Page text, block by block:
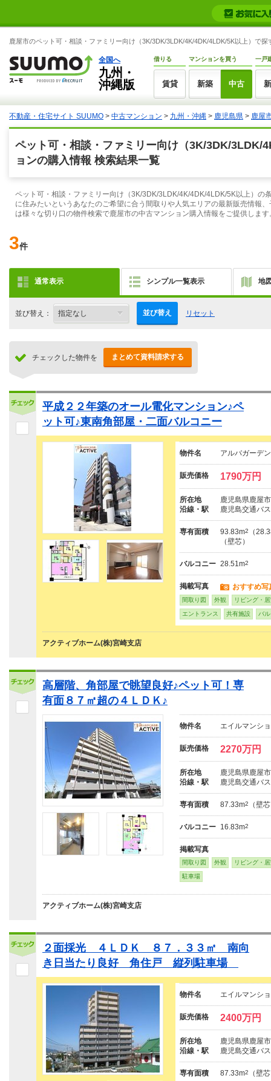
鹿屋市のペット可・相談・ファミリー向け（3K/3DK/3LDK/4K/4DK/4LDK/5K以上）で
全国へ
九州・
沖縄版
借りる
賃貸
マンションを買う
新築 中古
一戸
不動産・住宅サイト SUUMO > 中古マンション > 九州・沖縄 > 鹿児島県 > 鹿屋
ペット可・相談・ファミリー向け（3K/3DK/3LDK/
ョンの購入情報 検索結果一覧
ペット可・相談・ファミリー向け（3K/3DK/3LDK/4K/4DK/4LDK/5K以上）
に住みたいというあなたのご希望に合う間取りや人気エリアの最新販売情報
は様々な切り口の物件検索で鹿屋市の中古マンション購入情報をご提供します
3件
通常表示 シンプル一覧表示 地
並び替え： 並び替え リセット
チェックした物件を まとめて資料請求する
平成２２年築のオール電化マンション♪ペ
ット可♪東南角部屋・二面バルコニー
物件名 アルバガーデ
販売価格 1790万円
所在地
鹿児島県鹿屋
沿線・駅
鹿児島交通バ
専有面積 93.83m2
（
（壁芯）
バルコニー 28.51m2
掲載写真 おすすめ写
間取り図 外観 リビング・
エントランス 共有施設 バ
アクティブホーム(株)宮崎支店
高層階、角部屋で眺望良好♪ペット可！専
有面８７㎡超の４ＬＤＫ♪
物件名 エイルマンシ
販売価格 2270万円
所在地
鹿児島県鹿屋
沿線・駅
鹿児島交通バ
専有面積 87.33m2 （壁
バルコニー 16.83m2
掲載写真
間取り図 外観 リビング・
駐車場
アクティブホーム(株)宮崎支店
２面採光 ４ＬＤＫ ８７．３３㎡ 南向
き日当たり良好 角住戸 縦列駐車場
物件名 エイルマンシ
販売価格 2400万円
所在地
鹿児島県鹿屋
沿線・駅
鹿児島交通バ
専有面積 87.33m2 （壁